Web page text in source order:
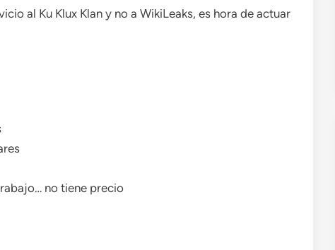
al Ku Klux Klan y no a WikiLeaks, es hora de actuar
no tiene precio